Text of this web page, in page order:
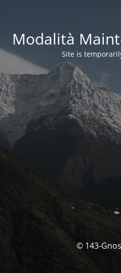
Modalità
Site is
© 143-